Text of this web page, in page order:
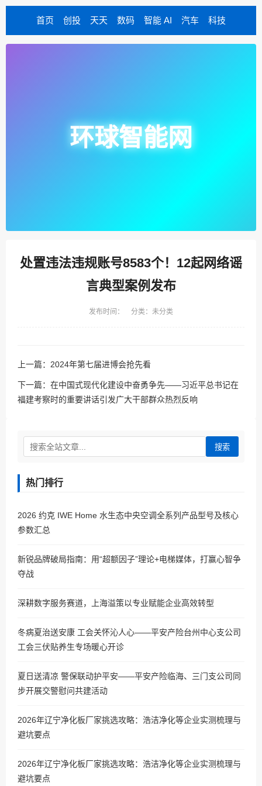
首页 创投 天天 数码 智能 AI 汽车 科技
环球智能网
处置违法违规账号8583个！12起网络谣
言典型案例发布
发布时间： 分类：未分类
上一篇： 2024年第七届进博会抢先看
下一篇： 在中国式现代化建设中奋勇争先——习近平总书记在
福建考察时的重要讲话引发广大干部群众热烈反响
搜索
热门排行
2026 约克 IWE Home 水生态中央空调全系列产品型号及核心
参数汇总
新锐品牌破局指南：用“超额因子”理论+电梯媒体，打赢心智争
夺战
深耕数字服务赛道，上海溢策以专业赋能企业高效转型
冬病夏治送安康 工会关怀沁人心——平安产险台州中心支公司
工会三伏贴养生专场暖心开诊
夏日送清凉 警保联动护平安——平安产险临海、三门支公司同
步开展交警慰问共建活动
2026年辽宁净化板厂家挑选攻略：浩洁净化等企业实测梳理与
避坑要点
2026年辽宁净化板厂家挑选攻略：浩洁净化等企业实测梳理与
避坑要点